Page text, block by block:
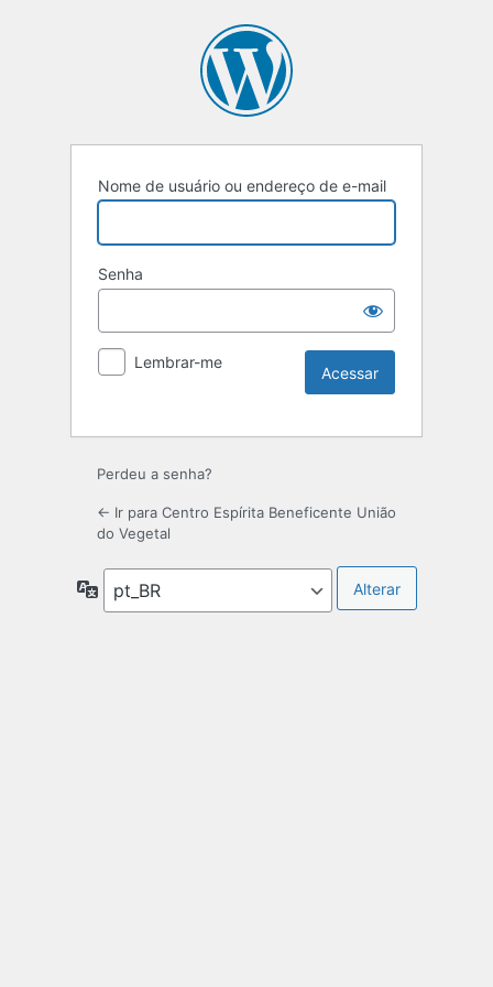
Nome de usuário ou endereço de e-mail
Senha
Lembrar-me
Perdeu a senha?
← Ir para Centro Espírita Beneficente União
do Vegetal
Idioma